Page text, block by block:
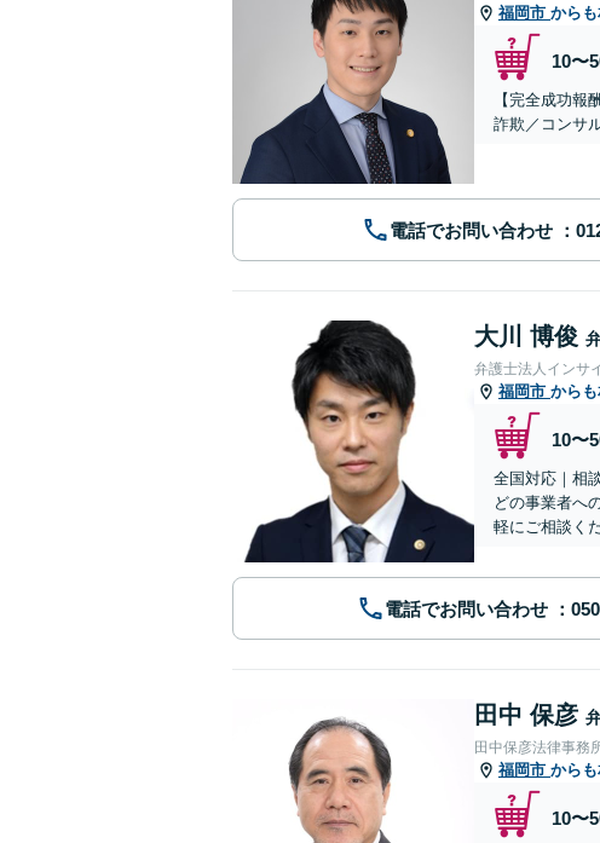
福岡市 から
10〜
【完全成功
詐欺／コンサ
電話でお問い合わせ
大川 博俊
弁護士法人インサ
福岡市 から
10〜
全国対応｜相
どの事業者へ
軽にご相談く
電話でお問い合わせ
田中 保彦
田中保彦法律事務
福岡市 から
10〜